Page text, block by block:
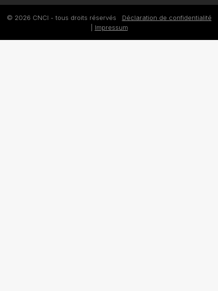
© 2026 CNCI - tous droits réservés Déclaration de confidentialité
Impressum